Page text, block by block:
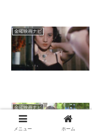
金曜映画ナビ
金曜映画ナビ
メニュー ホーム